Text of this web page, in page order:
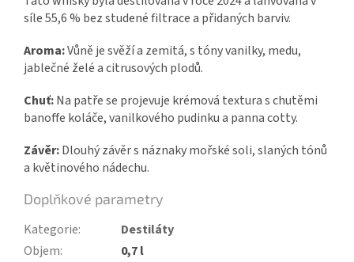
síle 55,6 % bez studené filtrace a přidaných barviv.
Aroma:Vůně je svěží a zemitá, s tóny vanilky, medu,
jablečné želé a citrusových plodů.
Chuť:Na patře se projevuje krémová textura s chutěmi
banoffe koláče, vanilkového pudinku a panna cotty.
Závěr:Dlouhý závěr s náznaky mořské soli, slaných tónů
a květinového nádechu.
Doplňkové parametry
Kategorie:
Destiláty
Objem:
0,7 l